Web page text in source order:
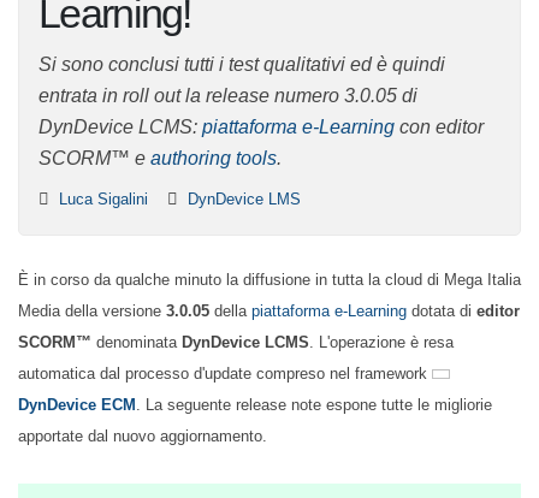
piattaforma e-Learning!
Si sono conclusi tutti i test qualitativi ed è quindi
entrata in roll out la release numero 3.0.05 di
DynDevice LCMS:piattaforma e-Learningcon editor
SCORM™ e authoring tools.
Luca Sigalini DynDevice LMS
È in corso da qualche minuto la diffusione in tutta la cloud di Mega
Italia Media della versione3.0.05dellapiattaforma e-Learningdotata
dieditor SCORM™denominataDynDevice LCMS. L'operazione è
resa automatica dal processo d'update compreso nel framework
DynDevice ECM. La seguente release note espone tutte le migliorie
apportate dal nuovo aggiornamento.